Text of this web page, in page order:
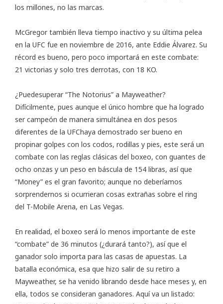
los millones, no las marcas.
McGregor también lleva tiempo inactivo y su última pelea
en la UFC fue en noviembre de 2016, ante Eddie Álvarez. Su
récord es bueno, pero poco importará en este combate:
21 victorias y solo tres derrotas, con 18 KO.
¿Puedesuperar “The Notorius” a Mayweather?
Difícilmente, pues aunque el único hombre que ha logrado
ser campeón de manera simultánea en dos pesos
diferentes de la UFChaya demostrado ser bueno en
propinar golpes con los codos, rodillas y pies, este será un
combate con las reglas clásicas del boxeo, con guantes de
ocho onzas y un peso en báscula de 154 libras, así que
“Money” es el gran favorito; aunque no deberíamos
sorprendernos si ocurrieran cosas extrañas sobre el ring
del T-Mobile Arena, en Las Vegas.
En realidad, el boxeo será lo menos importante de este
“combate” de 36 minutos (¿durará tanto?), así que el
ganador solo importa para las casas de apuestas. La
batalla económica, esa que hizo salir de su retiro a
Mayweather, se ha venido librando desde hace meses y, en
ella, todos se consideran ganadores. Aquí va un listado: